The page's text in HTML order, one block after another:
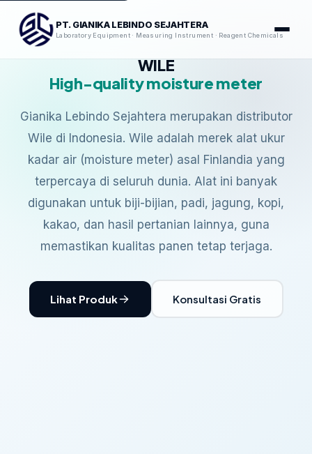
PT. GIANIKA LEBINDO SEJAHTERA
Laboratory Equipment · Measuring Instrument · Reagent Chemicals
WILE
High-quality moisture meter
Gianika Lebindo Sejahtera merupakan distributor
Wile di Indonesia. Wile adalah merek alat ukur
kadar air (moisture meter) asal Finlandia yang
terpercaya di seluruh dunia. Alat ini banyak
digunakan untuk biji-bijian, padi, jagung, kopi,
kakao, dan hasil pertanian lainnya, guna
memastikan kualitas panen tetap terjaga.
Lihat Produk Konsultasi Gratis